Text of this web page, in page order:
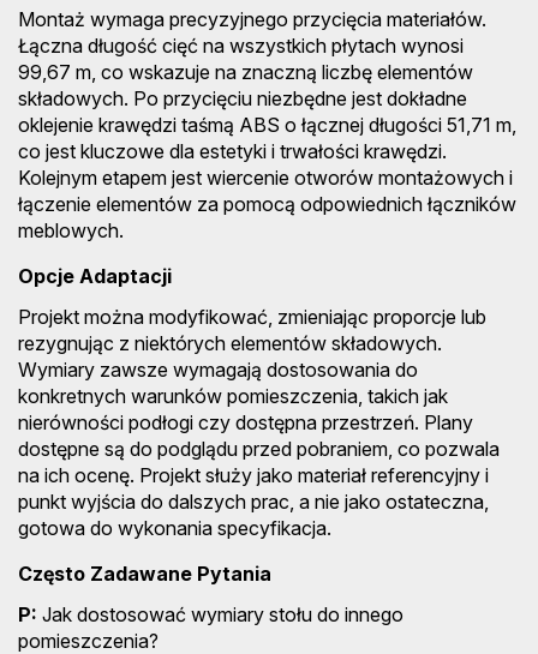
Montaż wymaga precyzyjnego przycięcia materiałów.
Łączna długość cięć na wszystkich płytach wynosi
99,67 m, co wskazuje na znaczną liczbę elementów
składowych. Po przycięciu niezbędne jest dokładne
oklejenie krawędzi taśmą ABS o łącznej długości 51,71 m,
co jest kluczowe dla estetyki i trwałości krawędzi.
Kolejnym etapem jest wiercenie otworów montażowych i
łączenie elementów za pomocą odpowiednich łączników
meblowych.
Opcje Adaptacji
Projekt można modyfikować, zmieniając proporcje lub
rezygnując z niektórych elementów składowych.
Wymiary zawsze wymagają dostosowania do
konkretnych warunków pomieszczenia, takich jak
nierówności podłogi czy dostępna przestrzeń. Plany
dostępne są do podglądu przed pobraniem, co pozwala
na ich ocenę. Projekt służy jako materiał referencyjny i
punkt wyjścia do dalszych prac, a nie jako ostateczna,
gotowa do wykonania specyfikacja.
Często Zadawane Pytania
P: Jak dostosować wymiary stołu do innego
pomieszczenia?